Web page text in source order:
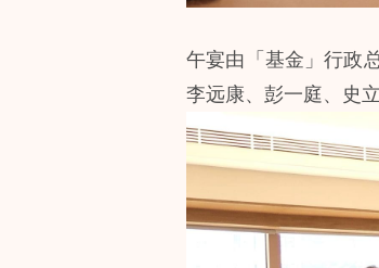
午宴由「基金」行政
李远康、彭一庭、史